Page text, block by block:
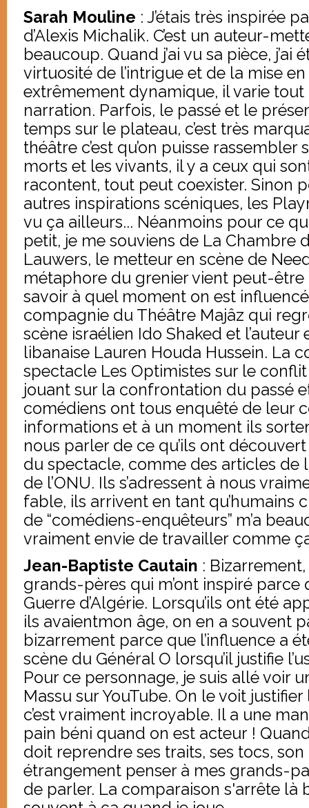
Sarah Mouline : J’étais très inspirée
d’Alexis Michalik. C’est un auteur-
beaucoup. Quand j’ai vu sa pièce, j’ai
virtuosité de l’intrigue et de la mise
extrêmement dynamique, il varie
narration. Parfois, le passé et le
temps sur le plateau, c’est très
théâtre c’est qu’on puisse rassembler
morts et les vivants, il y a ceux qui
racontent, tout peut coexister. Sinon
autres inspirations scéniques, les
vu ça ailleurs... Néanmoins pour ce
petit, je me souviens de La Chambre
Lauwers, le metteur en scène de
métaphore du grenier vient peut-être
savoir à quel moment on est
compagnie du Théâtre Majâz qui
scène israélien Ido Shaked et
libanaise Lauren Houda Hussein. La
spectacle Les Optimistes sur le
jouant sur la confrontation du passé
comédiens ont tous enquêté de leur
informations et à un moment ils
nous parler de ce qu’ils ont
du spectacle, comme des articles de
de l’ONU. Ils s’adressent à nous
fable, ils arrivent en tant qu’humains
de “comédiens-enquêteurs” m’a
vraiment envie de travailler comme
Jean-Baptiste Cautain :
grands-pères qui m’ont inspiré parce
Guerre d’Algérie. Lorsqu’ils ont été
ils avaientmon âge, on en a souvent
bizarrement parce que l’influence a
scène du Général O lorsqu’il justifie
Pour ce personnage, je suis allé voir
Massu sur YouTube. On le voit
c’est vraiment incroyable. Il a une
pain béni quand on est acteur !
doit reprendre ses traits, ses tocs,
étrangement penser à mes grands-
de parler. La comparaison s'arrête là